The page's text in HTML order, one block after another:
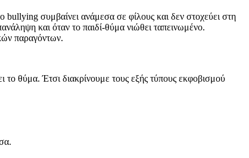
bullying συμβαίνει ανάμεσα σε φίλους και δεν στοχεύει στη
και όταν το παιδί-θύμα νιώθει ταπεινωμένο.
παραγόντων.
το θύμα. Έτσι διακρίνουμε τους εξής τύπους εκφοβισμού